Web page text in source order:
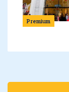
Premium